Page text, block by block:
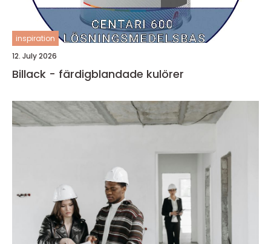
inspiration
12. July 2026
Billack - färdigblandade kulörer